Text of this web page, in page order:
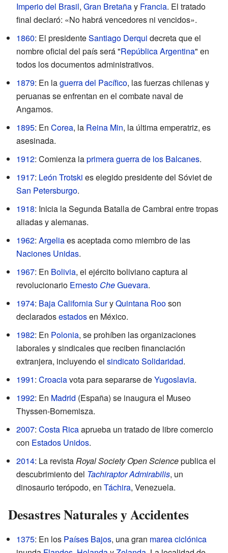
Imperio del Brasil, Gran Bretañay Francia. El tratado
final declaró: «No habrá vencedores ni vencidos».
1860: El presidenteSantiago Derqui decreta que el
nombre oficial del país será "República Argentina" en
todos los documentos administrativos.
1879: En laguerra del Pacífico, las fuerzas chilenas y
peruanas se enfrentan en el combate naval de
Angamos.
1895: En Corea, la Reina Min, la última emperatriz, es
asesinada.
1912: Comienza laprimera guerra de los Balcanes.
1917: León Trotski es elegido presidente del Sóviet de
San Petersburgo.
1918: Inicia la Segunda Batalla de Cambrai entre tropas
aliadas y alemanas.
1962: Argeliaes aceptada como miembro de las
Naciones Unidas.
1967: En Bolivia, el ejército boliviano captura al
revolucionario Ernesto CheGuevara.
1974: Baja California SuryQuintana Rooson
declaradosestadosen México.
1982: En Polonia, se prohíben las organizaciones
laborales y sindicales que reciben financiación
extranjera, incluyendo el sindicato Solidaridad.
1991: Croaciavota para separarse deYugoslavia.
1992: En Madrid (España) se inaugura el Museo
Thyssen-Bornemisza.
2007: Costa Ricaaprueba un tratado de libre comercio
con Estados Unidos.
2014: La revistaRoyal Society Open Sciencepublica el
descubrimiento del Tachiraptor Admirabilis, un
dinosaurio terópodo, en Táchira, Venezuela.
Desastres Naturales y Accidentes
1375: En los Países Bajos, una gran marea ciclónica